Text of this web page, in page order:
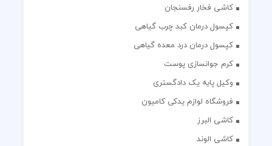
کاشی فخار رفسنجان
کپسول درمان کبد چرب گیاهی
کپسول درمان درد معده گیاهی
کرم جوانسازی پوست
وکیل پایه یک دادگستری
فروشگاه لوازم یدکی کامیون
کاشی البرز
کاشی الوند